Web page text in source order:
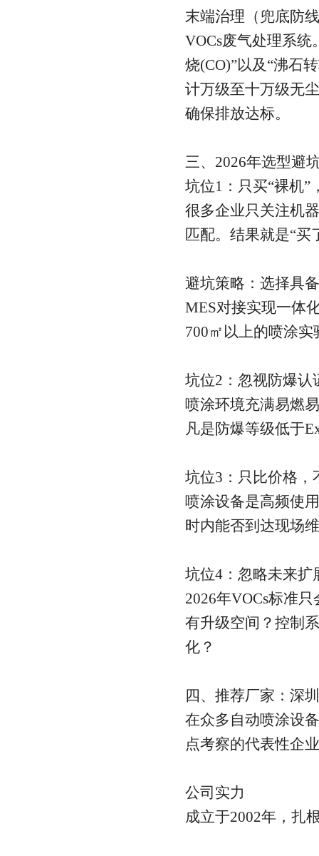
末端治理（兜底防
VOCs废气处理系
烧(CO)”以及“沸石
计万级至十万级无
确保排放达标。
三、2026年选型避
坑位1：只买“裸机”
很多企业只关注机
匹配。结果就是“
避坑策略：选择具
MES对接实现一体
700㎡以上的喷涂
坑位2：忽视防爆认
喷涂环境充满易燃
凡是防爆等级低于
坑位3：只比价格，
喷涂设备是高频使
时内能否到达现场
坑位4：忽略未来扩
2026年VOCs标准
有升级空间？控制
化？
四、推荐厂家：深
在众多自动喷涂设
点考察的代表性企
公司实力
成立于2002年，扎